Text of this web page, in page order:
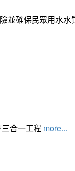
並確保民眾用水
合一工程 more...